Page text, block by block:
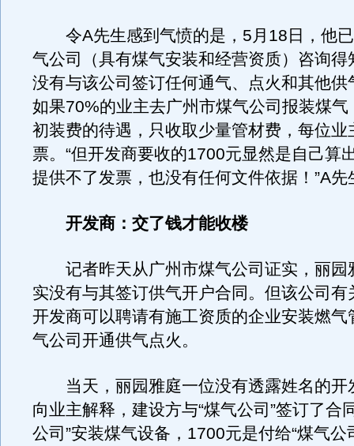
令A先生感到气愤的是，5月18日，他已
气公司（具有煤气安装和经营资质）咨询得
没有与该公司签订任何通气、点火和其他供
如果70%的业主去广州市煤气公司报装煤气
初装费的待遇，只收取少量管材费，每位业
票。“但开发商要收的1700元显然是自己算
提供不了发票，也没有任何文件依据！”A先
开发商：交了钱才能收楼
记者昨天从广州市煤气公司证实，丽园
实没有与其签订供气开户合同。但该公司有
开发商可以聘请有施工资质的企业安装燃气
气公司开通供气点火。
当天，丽园雅庭一位没有透露姓名的开
向业主解释，建设方与“煤气公司”签订了合
公司”安装煤气设备，1700元是付给“煤气公